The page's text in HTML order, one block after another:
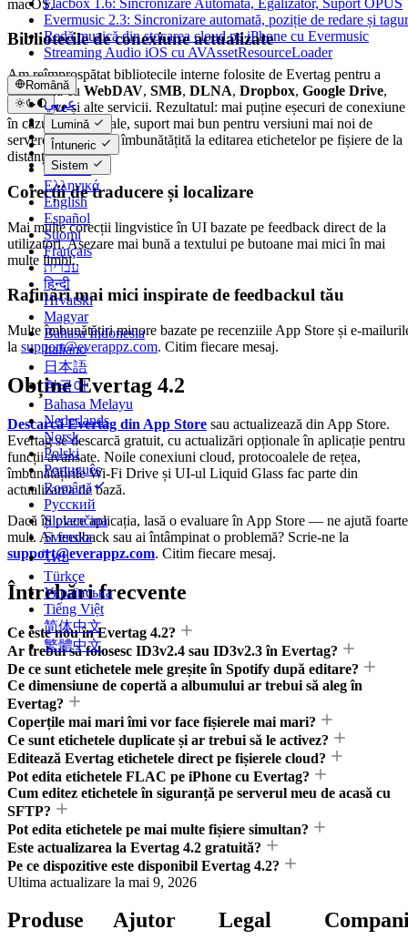
Flacbox 1.6: Sincronizare Automată, Egalizator, Suport OPUS
Evermusic 2.3: Sincronizare automată, poziție de redare și
Redă muzică din stocarea cloud pe iPhone cu Evermusic
Streaming Audio iOS cu AVAssetResourceLoader
Română
عربي
Català
Čeština
Dansk
Deutsch
Ελληνικά
English
Español
Suomi
Français
עברית
हिन्दी
Hrvatski
Magyar
Bahasa Indonesia
Italiano
日本語
한국어
Bahasa Melayu
Nederlands
Norsk
Polski
Português
Română
Русский
Slovenčina
Svenska
ไทย
Türkçe
Українська
Tiếng Việt
简体中文
繁體中文
Lumină
Întuneric
Sistem
macOS.
Bibliotecile de conexiune actualizate
Am reîmprospătat bibliotecile interne folosite de Evertag pentru a
comunica cu WebDAV, SMB, DLNA, Dropbox, Google Drive,
OneDriveși alte servicii. Rezultatul: mai puține eșecuri de conexiune
în cazurile marginale, suport mai bun pentru versiuni mai noi de
servere și fiabilitate îmbunătățită la editarea etichetelor pe fișiere de la
distanță.
Corecții de traducere și localizare
Mai multe corecții lingvistice în UI bazate pe feedback direct de la
utilizatori. Așezare mai bună a textului pe butoane mai mici în mai
multe limbi.
Rafinări mai mici inspirate de feedbackul tău
Multe îmbunătățiri minore bazate pe recenziile App Store și e-
la support@everappz.com. Citim fiecare mesaj.
Obține Evertag 4.2
Descarcă Evertag din App Store sau actualizează din App Store.
Evertag se descarcă gratuit, cu actualizări opționale în aplicație pentru
funcții avansate. Noile conexiuni cloud, protocoalele de rețea,
îmbunătățirile Wi-Fi Drive și UI-ul Liquid Glass fac parte din
actualizarea de bază.
Dacă îți place aplicația, lasă o evaluare în App Store — ne ajută foarte
mult. Ai feedback sau ai întâmpinat o problemă? Scrie-ne la
support@everappz.com. Citim fiecare mesaj.
Întrebări frecvente
Ce este nou în Evertag 4.2?
Ar trebui să folosesc ID3v2.4 sau ID3v2.3 în Evertag?
De ce sunt etichetele mele greșite în Spotify după editare?
Ce dimensiune de copertă a albumului ar trebui să aleg în
Evertag?
Coperțile mai mari îmi vor face fișierele mai mari?
Ce sunt etichetele duplicate și ar trebui să le activez?
Editează Evertag etichetele direct pe fișierele cloud?
Pot edita etichetele FLAC pe iPhone cu Evertag?
Cum editez etichetele în siguranță pe serverul meu de acasă cu
SFTP?
Pot edita etichetele pe mai multe fișiere simultan?
Este actualizarea la Evertag 4.2 gratuită?
Pe ce dispozitive este disponibil Evertag 4.2?
Ultima actualizare la mai 9, 2026
Produse Ajutor Legal